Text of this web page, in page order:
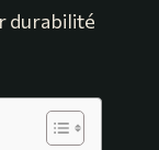
durabilité